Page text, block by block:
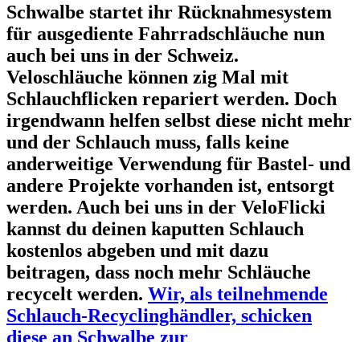
Schwalbe startet ihr Rücknahmesystem
für ausgediente Fahrradschläuche nun
auch bei uns in der Schweiz.
Veloschläuche können zig Mal mit
Schlauchflicken repariert werden. Doch
irgendwann helfen selbst diese nicht mehr
und der Schlauch muss, falls keine
anderweitige Verwendung für Bastel- und
andere Projekte vorhanden ist, entsorgt
werden. Auch bei uns in der VeloFlicki
kannst du deinen kaputten Schlauch
kostenlos abgeben und mit dazu
beitragen, dass noch mehr Schläuche
recycelt werden. Wir, als teilnehmende
Schlauch-Recyclinghändler, schicken
diese an Schwalbe zur